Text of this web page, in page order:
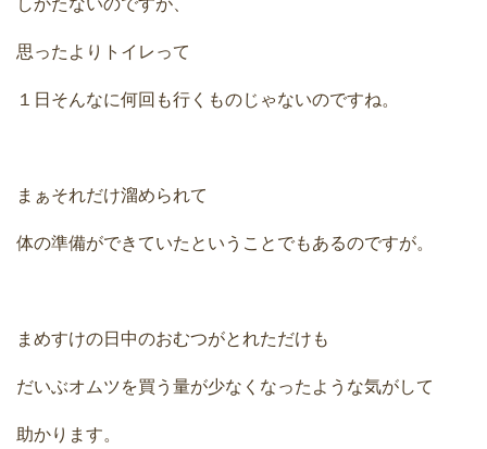
しかたないのですが、
思ったよりトイレって
１日そんなに何回も行くものじゃないのですね。
まぁそれだけ溜められて
体の準備ができていたということでもあるのですが。
まめすけの日中のおむつがとれただけも
だいぶオムツを買う量が少なくなったような気がして
助かります。